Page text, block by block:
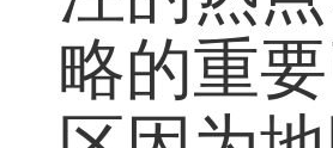
注的热
略的重